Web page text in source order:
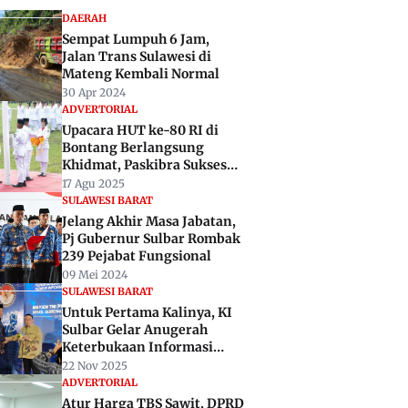
DAERAH
Sempat Lumpuh 6 Jam,
Jalan Trans Sulawesi di
Mateng Kembali Normal
30 Apr 2024
ADVERTORIAL
Upacara HUT ke-80 RI di
Bontang Berlangsung
Khidmat, Paskibra Sukses
Jalankan Tugas
17 Agu 2025
SULAWESI BARAT
Jelang Akhir Masa Jabatan,
Pj Gubernur Sulbar Rombak
239 Pejabat Fungsional
09 Mei 2024
SULAWESI BARAT
Untuk Pertama Kalinya, KI
Sulbar Gelar Anugerah
Keterbukaan Informasi
Publik 2025
22 Nov 2025
ADVERTORIAL
Atur Harga TBS Sawit, DPRD